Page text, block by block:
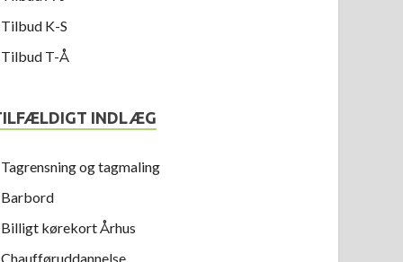
Tilbud K-S
Tilbud T-Å
INDLÆG
Tagrensning og tagmaling
Barbord
Billigt kørekort Århus
Chaufføruddannelse